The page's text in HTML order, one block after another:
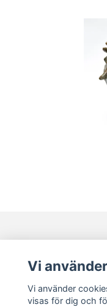
KUNDSERVICE
Vi
Vi använder
visas för dig och